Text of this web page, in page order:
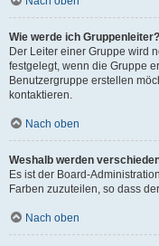
Wie werde ich Gruppenleiter?
Der Leiter einer Gruppe wird
festgelegt, wenn die Gruppe
Benutzergruppe erstellen
kontaktieren.
Nach oben
Weshalb werden
Es ist der Board-
Farben zuzuteilen, so dass
Nach oben